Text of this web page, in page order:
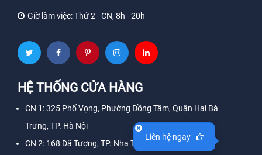
Giờ làm việc:Thứ 2 - CN, 8h - 20h
HỆ THỐNG CỬA HÀNG
CN 1: 325 Phố Vọng, Phường Đồng Tâm, Quận Hai Bà
Trưng, TP. Hà Nội
CN 2: 168 Dã Tượng, TP. Nha Trang, Tỉnh Khánh Hòa
Liên hệ ngay